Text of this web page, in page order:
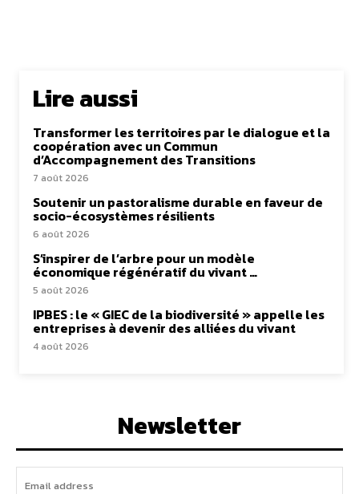
Lire aussi
Transformer les territoires par le dialogue et la
coopération avec un Commun
d’Accompagnement des Transitions
7 août 2026
Soutenir un pastoralisme durable en faveur de
socio-écosystèmes résilients
6 août 2026
S’inspirer de l’arbre pour un modèle
économique régénératif du vivant …
5 août 2026
IPBES : le « GIEC de la biodiversité » appelle les
entreprises à devenir des alliées du vivant
4 août 2026
Newsletter